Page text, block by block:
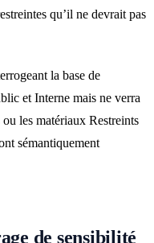
qu’il ne devrait pas
la base de
et Interne mais ne verra
les matériaux Restreints
sémantiquement
de sensibilité